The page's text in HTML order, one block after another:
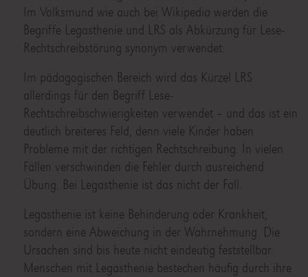
Im Volksmund wie auch bei Wikipedia werden die
Begriffe Legasthenie und LRS als Abkürzung für Lese-
Rechtschreibstörung synonym verwendet.
Im pädagogischen Bereich wird das Kürzel LRS
allerdings für den Begriff Lese-
Rechtschreibschwierigkeiten verwendet – und das ist ein
deutlich breiteres Feld, denn viele Kinder haben
Probleme mit der richtigen Rechtschreibung. In vielen
Fällen verschwinden die Fehler durch ausreichend
Übung. Bei Legasthenie ist das nicht der Fall.
Legasthenie ist keine Behinderung oder Krankheit,
sondern eine Abweichung in der Wahrnehmung. Die
Ursachen sind bis heute nicht eindeutig feststellbar.
Menschen mit Legasthenie bestechen häufig durch ihre